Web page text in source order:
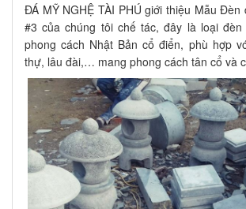
ĐÁ MỸ NGHỆ TÀI PHÚ giới thiệu Mẫu
#3 của chúng tôi chế tác, đây là loại
phong cách Nhật Bản cổ điển, phù hợp
thự, lâu đài,… mang phong cách tân cổ và